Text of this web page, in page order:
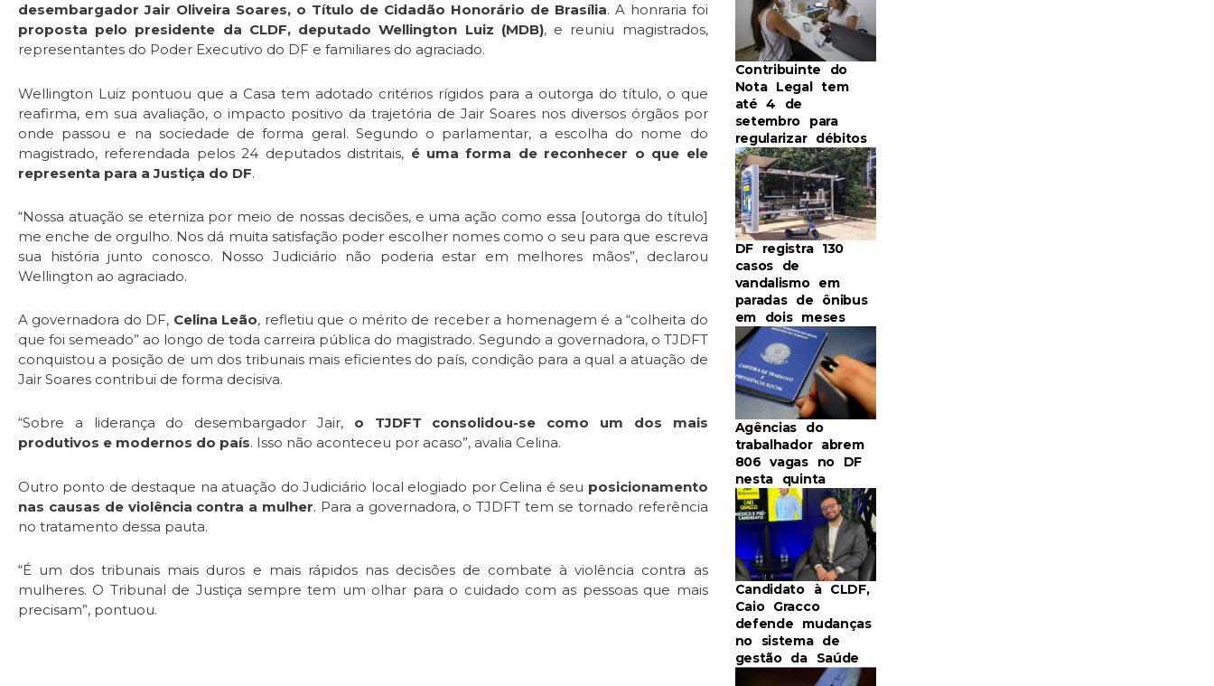
desembargador Jair Oliveira Soares, o Título de Cidadão Honorário de Brasília. A honraria foi
proposta pelo presidente da CLDF, deputado Wellington Luiz (MDB), e reuniu magistrados,
representantes do Poder Executivo do DF e familiares do agraciado.
Wellington Luiz pontuou que a Casa tem adotado critérios rígidos para a outorga do título, o que
reafirma, em sua avaliação, o impacto positivo da trajetória de Jair Soares nos diversos órgãos por
onde passou e na sociedade de forma geral. Segundo o parlamentar, a escolha do nome do
magistrado, referendada pelos 24 deputados distritais, é uma forma de reconhecer o que ele
representa para a Justiça do DF.
“Nossa atuação se eterniza por meio de nossas decisões, e uma ação como essa [outorga do título]
me enche de orgulho. Nos dá muita satisfação poder escolher nomes como o seu para que escreva
sua história junto conosco. Nosso Judiciário não poderia estar em melhores mãos”, declarou
Wellington ao agraciado.
A governadora do DF, Celina Leão, refletiu que o mérito de receber a homenagem é a “colheita do
que foi semeado” ao longo de toda carreira pública do magistrado. Segundo a governadora, o TJDFT
conquistou a posição de um dos tribunais mais eficientes do país, condição para a qual a atuação de
Jair Soares contribui de forma decisiva.
“Sobre a liderança do desembargador Jair, o TJDFT consolidou-se como um dos mais
produtivos e modernos do país. Isso não aconteceu por acaso”, avalia Celina.
Outro ponto de destaque na atuação do Judiciário local elogiado por Celina é seu posicionamento
nas causas de violência contra a mulher. Para a governadora, o TJDFT tem se tornado referência
no tratamento dessa pauta.
“É um dos tribunais mais duros e mais rápidos nas decisões de combate à violência contra as
mulheres. O Tribunal de Justiça sempre tem um olhar para o cuidado com as pessoas que mais
precisam”, pontuou.
Contribuinte do
Nota Legal tem
até 4 de
setembro para
regularizar débitos
DF registra 130
casos de
vandalismo em
paradas de ônibus
em dois meses
Agências do
trabalhador abrem
806 vagas no DF
nesta quinta
Candidato à CLDF,
Caio Gracco
defende mudanças
no sistema de
gestão da Saúde